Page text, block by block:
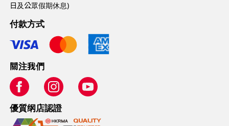
日及公眾假期休息)
付款方式
關注我們
優質纲店認證